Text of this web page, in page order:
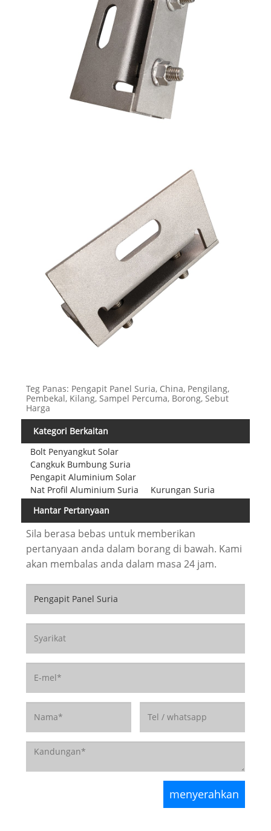
Teg Panas: Pengapit Panel Suria, China, Pengilang,
Pembekal, Kilang, Sampel Percuma, Borong, Sebut
Harga
Kategori Berkaitan
Bolt Penyangkut Solar
Cangkuk Bumbung Suria
Pengapit Aluminium Solar
Nat Profil Aluminium Suria
Kurungan Suria
Hantar Pertanyaan
Sila berasa bebas untuk memberikan
pertanyaan anda dalam borang di bawah. Kami
akan membalas anda dalam masa 24 jam.